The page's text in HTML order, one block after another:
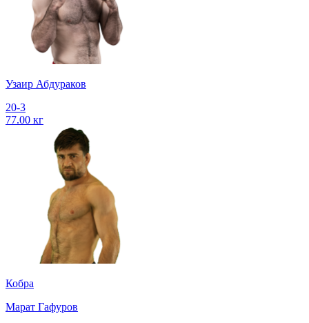
Узаир Абдураков
20-3
77.00 кг
Кобра
Марат Гафуров